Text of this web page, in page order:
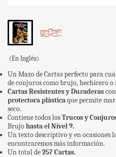
(En Inglés)
Un Mazo de Cartas perfecto para
de conjuros como brujo, hechicero o
Cartas Resistentes y Duraderas
protectora plásticaque permite
seco.
Contiene todos losTrucos y
Brujohasta el Nivel 9.
Un texto descriptivo y en ocasiones
encontraremos más información.
Un total de257 Cartas.